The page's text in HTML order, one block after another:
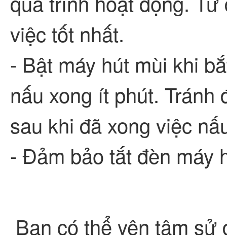
việc tốt nhất.
- Bật máy hút mùi khi
nấu xong ít phút. Tránh
sau khi đã xong việc
- Đảm bảo tắt đèn máy
Bạn có thể yên tâm sử